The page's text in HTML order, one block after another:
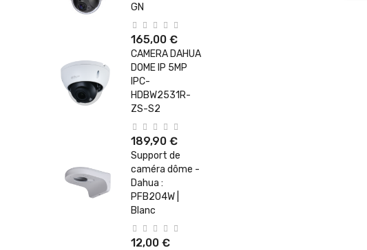
GN
165,00 €
CAMERA DAHUA
DOME IP 5MP
IPC-
HDBW2531R-
ZS-S2
189,90 €
Support de
caméra dôme -
Dahua :
PFB204W |
Blanc
12,00 €